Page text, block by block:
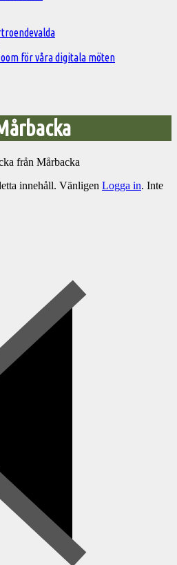
för våra digitala möten
från Mårbacka
innehåll. Vänligen Logga in. Inte